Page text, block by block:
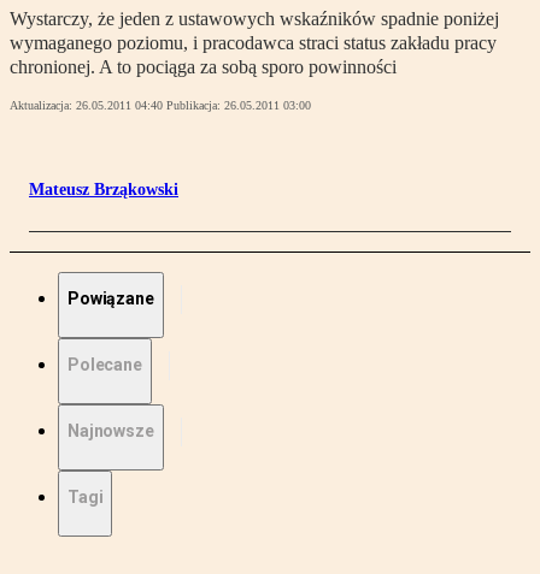
Wystarczy, że jeden z ustawowych wskaźników spadnie poniżej
wymaganego poziomu, i pracodawca straci status zakładu pracy
chronionej. A to pociąga za sobą sporo powinności
Aktualizacja: 26.05.2011 04:40 Publikacja: 26.05.2011 03:00
Mateusz Brząkowski
Powiązane
Polecane
Najnowsze
Tagi